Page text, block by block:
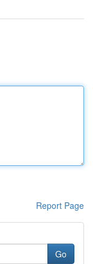
Report Page
Go